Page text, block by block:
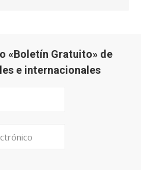
«Boletín Gratuito» de
e internacionales